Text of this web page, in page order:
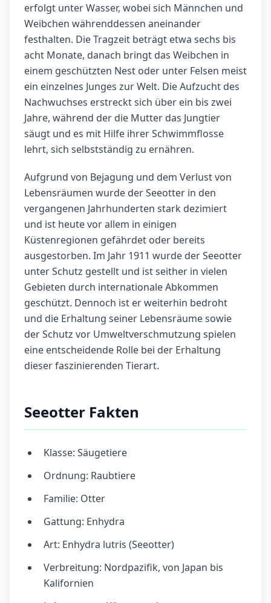
erfolgt unter Wasser, wobei sich Männchen und
Weibchen währenddessen aneinander
festhalten. Die Tragzeit beträgt etwa sechs bis
acht Monate, danach bringt das Weibchen in
einem geschützten Nest oder unter Felsen meist
ein einzelnes Junges zur Welt. Die Aufzucht des
Nachwuchses erstreckt sich über ein bis zwei
Jahre, während der die Mutter das Jungtier
säugt und es mit Hilfe ihrer Schwimmflosse
lehrt, sich selbstständig zu ernähren.
Aufgrund von Bejagung und dem Verlust von
Lebensräumen wurde der Seeotter in den
vergangenen Jahrhunderten stark dezimiert
und ist heute vor allem in einigen
Küstenregionen gefährdet oder bereits
ausgestorben. Im Jahr 1911 wurde der Seeotter
unter Schutz gestellt und ist seither in vielen
Gebieten durch internationale Abkommen
geschützt. Dennoch ist er weiterhin bedroht
und die Erhaltung seiner Lebensräume sowie
der Schutz vor Umweltverschmutzung spielen
eine entscheidende Rolle bei der Erhaltung
dieser faszinierenden Tierart.
Seeotter Fakten
Klasse: Säugetiere
Ordnung: Raubtiere
Familie: Otter
Gattung: Enhydra
Art: Enhydra lutris (Seeotter)
Verbreitung: Nordpazifik, von Japan bis
Kalifornien